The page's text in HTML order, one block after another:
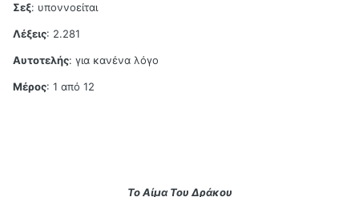
Σεξ: υποννοείται
Λέξεις: 2.281
Αυτοτελής: για κανένα λόγο
Μέρος: 1 από 12
Το Αίμα Του Δράκου